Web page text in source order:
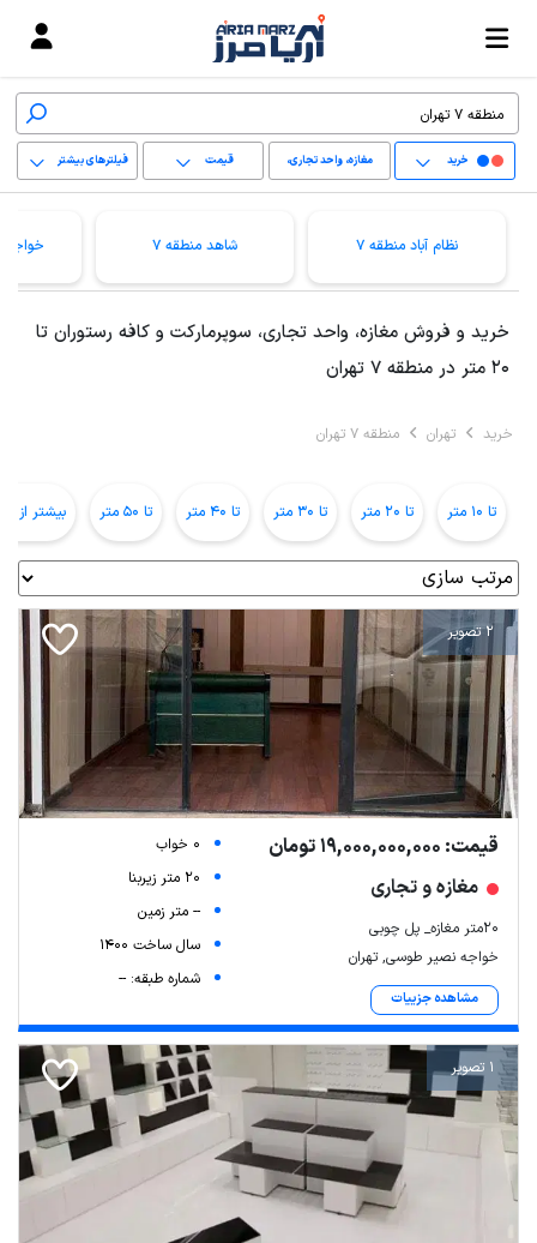
خرید مغازه، واحد تجاری،
سوپرمارکت و کافه
قیمت فیلترهای بیشتر
پاک کردن محدوده
نظام آباد منطقه 7 شاهد منطقه 7 خواجه
خرید و فروش مغازه، واحد تجاری، سوپرمارکت و کافه رستوران تا
20 متر در منطقه 7 تهران
خرید تهران منطقه 7 تهران
تا 10 متر تا 20 متر تا 30 متر تا 40 متر تا 50 متر بیشتر از 50 متر
2 تصویر
قیمت: 19,000,000,000 تومان
مغازه و تجاری
۲۰متر مغازه_ پل چوبی
خواجه نصیر طوسی, تهران
مشاهده جزییات
0 خواب
20 متر زیربنا
-- متر زمین
سال ساخت 1400
شماره طبقه: --
1 تصویر